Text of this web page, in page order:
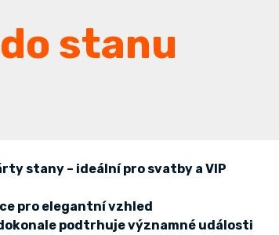
stanu
stany – ideální pro svatby a VIP
pro elegantní vzhled
podtrhuje významné události